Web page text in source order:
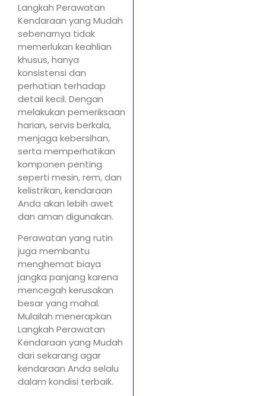
Langkah Perawatan
Kendaraan yang Mudah
sebenarnya tidak
memerlukan keahlian
khusus, hanya
konsistensi dan
perhatian terhadap
detail kecil. Dengan
melakukan pemeriksaan
harian, servis berkala,
menjaga kebersihan,
serta memperhatikan
komponen penting
seperti mesin, rem, dan
kelistrikan, kendaraan
Anda akan lebih awet
dan aman digunakan.
Perawatan yang rutin
juga membantu
menghemat biaya
jangka panjang karena
mencegah kerusakan
besar yang mahal.
Mulailah menerapkan
Langkah Perawatan
Kendaraan yang Mudah
dari sekarang agar
kendaraan Anda selalu
dalam kondisi terbaik.